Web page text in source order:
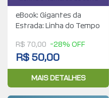
eBook: Gigantes da
Estrada: Linha do Tempo
R$ 70,00 -28% OFF
R$ 50,00
MAIS DETALHES